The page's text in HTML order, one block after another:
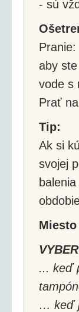
- sú
aby
vode s
Prať
Tip:
Ak si
svojej
... keď
… keď